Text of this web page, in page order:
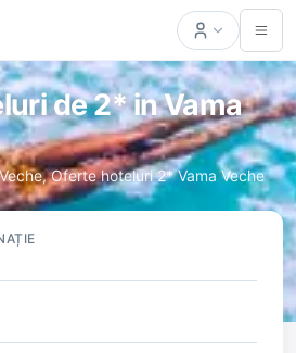
de 2* in Vama
Oferte hoteluri 2* Vama Veche